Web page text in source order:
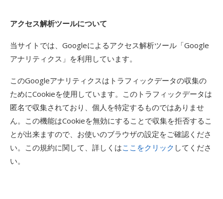
アクセス解析ツールについて
当サイトでは、Googleによるアクセス解析ツール「Google
アナリティクス」を利用しています。
このGoogleアナリティクスはトラフィックデータの収集の
ためにCookieを使用しています。このトラフィックデータは
匿名で収集されており、個人を特定するものではありませ
ん。この機能はCookieを無効にすることで収集を拒否するこ
とが出来ますので、お使いのブラウザの設定をご確認くださ
い。この規約に関して、詳しくはここをクリック してくださ
い。